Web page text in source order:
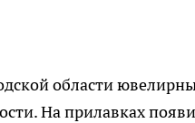
области
На прилавках